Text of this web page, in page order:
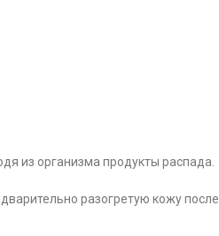
из организма продукты распада.
разогретую кожу после